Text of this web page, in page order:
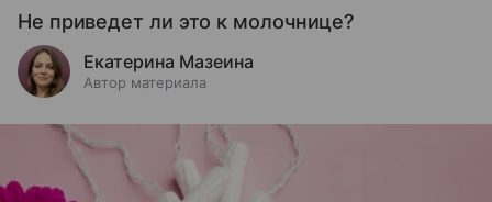
Не приведет ли это к молочнице?
Екатерина Мазеина
Автор материала